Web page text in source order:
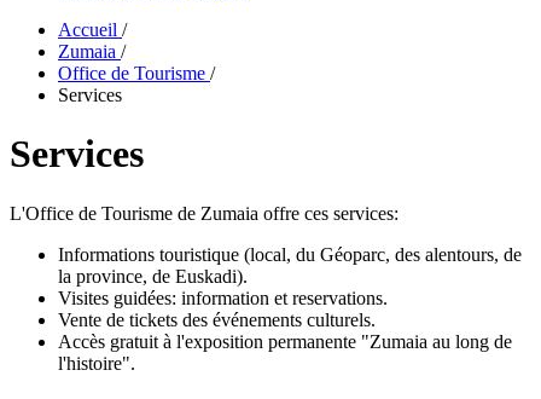
Accueil /
Zumaia /
Office de Tourisme /
Services
Services
L'Office de Tourisme de Zumaia offre ces services:
Informations touristique (local, du Géoparc, des alentours, de
la province, de Euskadi).
Visites guidées: information et reservations.
Vente de tickets des événements culturels.
Accès gratuit à l'exposition permanente "Zumaia au long de
l'histoire".